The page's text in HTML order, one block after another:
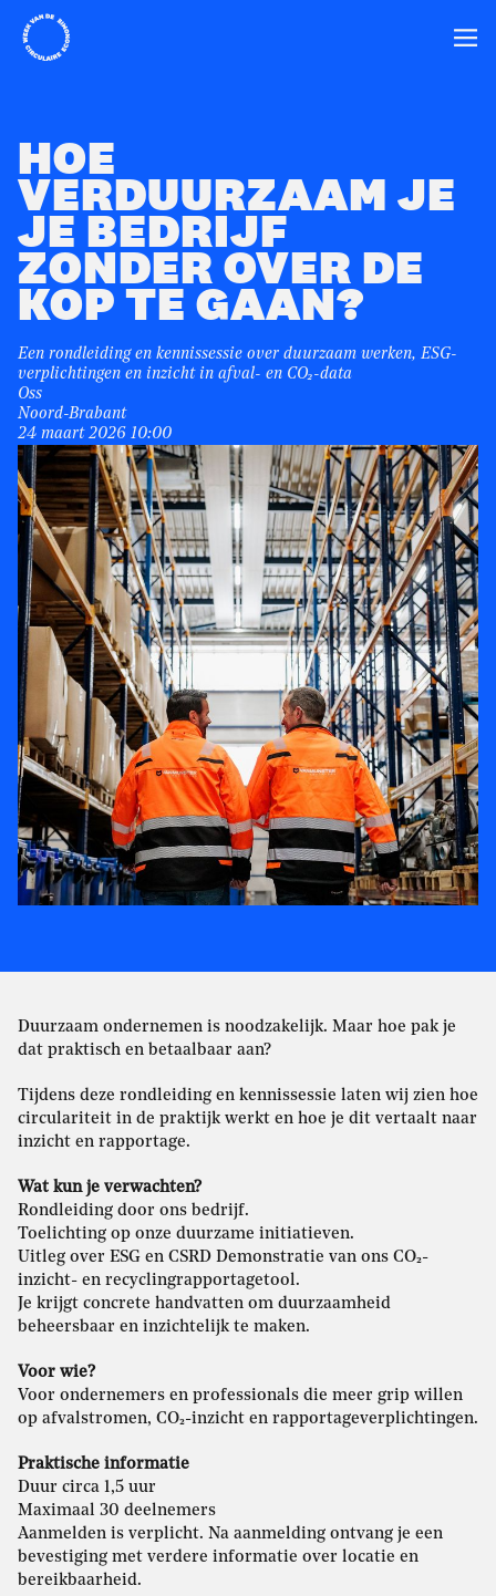
Home
HOE
VERDUURZAAM JE
JE BEDRIJF
ZONDER OVER DE
KOP TE GAAN?
Een rondleiding en kennissessie over duurzaam werken, ESG-
verplichtingen en inzicht in afval- en CO₂-data
Oss
Noord-Brabant
24 maart 2026 10:00
Duurzaam ondernemen is noodzakelijk. Maar hoe pak je
dat praktisch en betaalbaar aan?
Tijdens deze rondleiding en kennissessie laten wij zien hoe
circulariteit in de praktijk werkt en hoe je dit vertaalt naar
inzicht en rapportage.
Wat kun je verwachten?
Rondleiding door ons bedrijf.
Toelichting op onze duurzame initiatieven.
Uitleg over ESG en CSRD Demonstratie van ons CO₂-
inzicht- en recyclingrapportagetool.
Je krijgt concrete handvatten om duurzaamheid
beheersbaar en inzichtelijk te maken.
Voor wie?
Voor ondernemers en professionals die meer grip willen
op afvalstromen, CO₂-inzicht en rapportageverplichtingen.
Praktische informatie
Duur circa 1,5 uur
Maximaal 30 deelnemers
Aanmelden is verplicht. Na aanmelding ontvang je een
bevestiging met verdere informatie over locatie en
bereikbaarheid.